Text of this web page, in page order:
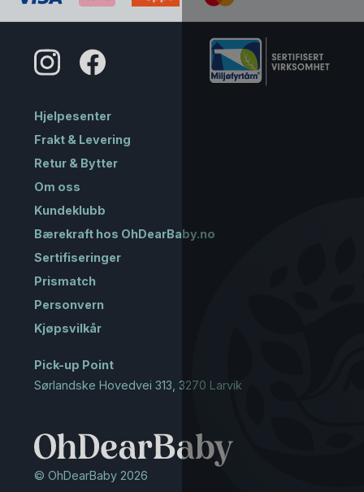
Hjelpesenter
Frakt & Levering
Retur & Bytter
Om oss
Kundeklubb
Bærekraft hos OhDearBaby.no
Sertifiseringer
Prismatch
Personvern
Kjøpsvilkår
Pick-up Point
Sørlandske Hovedvei 313, 3270 Larvik
© OhDearBaby 2026